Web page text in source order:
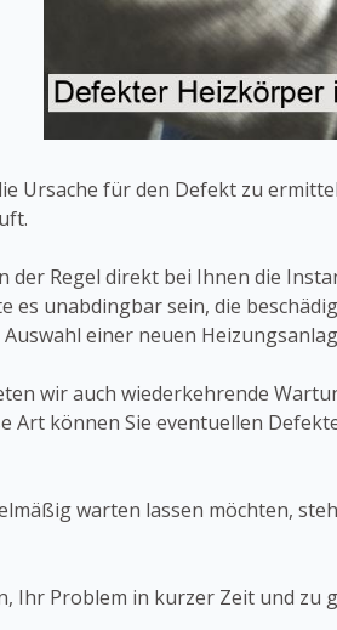
Ursache für den Defekt zu
Regel direkt bei Ihnen die
es unabdingbar sein, die
einer neuen
wir auch wiederkehrende
können Sie eventuellen
warten lassen möchten,
Problem in kurzer Zeit und zu